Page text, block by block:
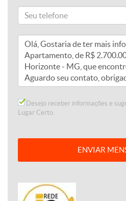
Desejo receber informações e
Lugar Certo.
ENVIAR